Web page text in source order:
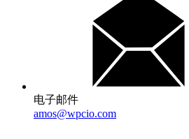
电子邮件
amos@wpcio.com